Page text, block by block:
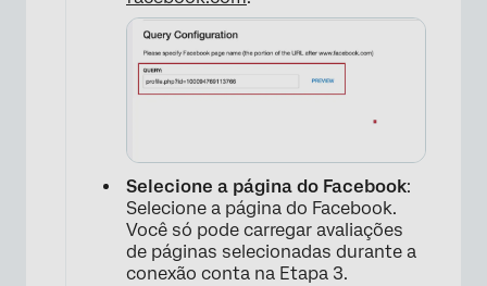
×
Selecione a página do Facebook:
Selecione a página do Facebook.
Você só pode carregar avaliações
de páginas selecionadas durante a
conexão conta na Etapa 3.